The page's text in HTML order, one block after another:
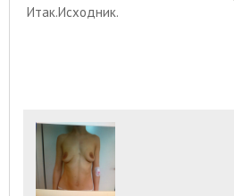
Итак.Исходник.